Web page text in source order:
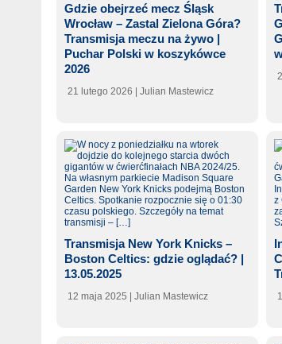
Gdzie obejrzeć mecz Śląsk
Wrocław – Zastal Zielona Góra?
Transmisja meczu na żywo |
Puchar Polski w koszykówce
2026
21 lutego 2026 | Julian Mastewicz
Transmisja New York Knicks –
Boston Celtics: gdzie oglądać? |
13.05.2025
12 maja 2025 | Julian Mastewicz